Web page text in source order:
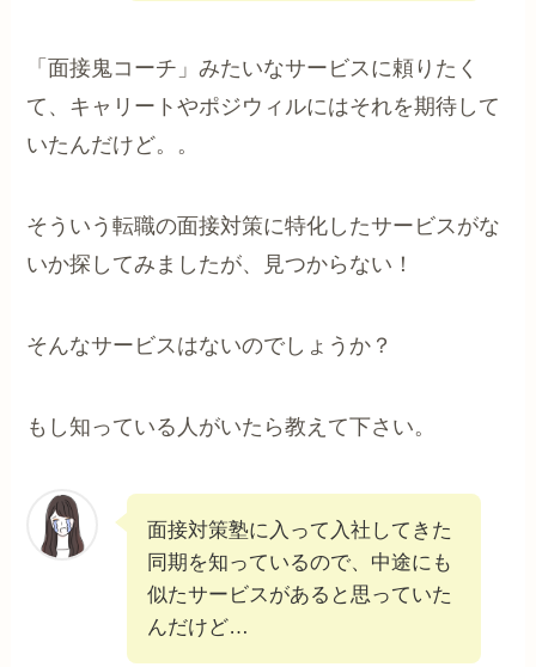
「面接鬼コーチ」みたいなサービスに頼りたく
て、キャリートやポジウィルにはそれを期待して
いたんだけど。。
そういう転職の面接対策に特化したサービスがな
いか探してみましたが、見つからない！
そんなサービスはないのでしょうか？
もし知っている人がいたら教えて下さい。
面接対策塾に入って入社してきた
同期を知っているので、中途にも
似たサービスがあると思っていた
んだけど…